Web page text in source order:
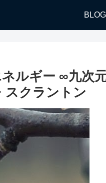
BLOG
ルギー ∞九次
スクラントン